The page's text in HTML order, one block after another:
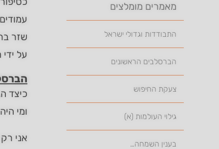
מאמרים מומלצים
התבודדות וגדולי ישראל
הברסלבים הראשונים
צעקת החיפוש
גילוי העולמות (א)
בענין השמחה…
שזר
על
כיצד
ומי
אני